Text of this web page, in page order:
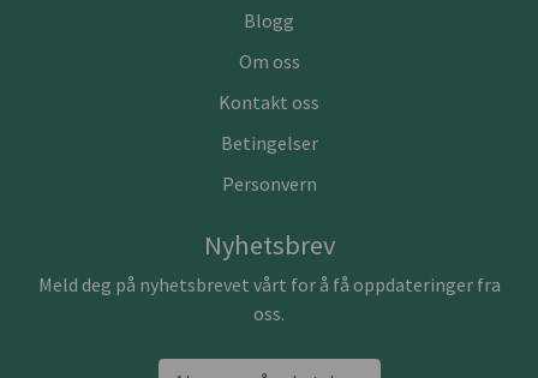
Blogg
Om oss
Kontakt oss
Betingelser
Personvern
Nyhetsbrev
Meld deg på nyhetsbrevet vårt for å få oppdateringer fra
oss.